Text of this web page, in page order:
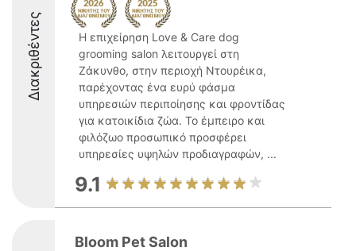
Διακριθέντες
Η επιχείρηση Love & Care dog
grooming salon λειτουργεί στη
Ζάκυνθο, στην περιοχή Ντουρέικα,
παρέχοντας ένα ευρύ φάσμα
υπηρεσιών περιποίησης και φροντίδας
για κατοικίδια ζώα. Το έμπειρο και
φιλόζωο προσωπικό προσφέρει
υπηρεσίες υψηλών προδιαγραφών, ...
9.1
Bloom Pet Salon